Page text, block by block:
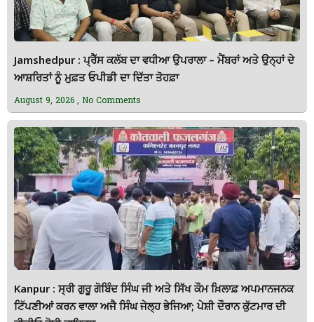
Jamshedpur : ਪ੍ਰੈੱਸ ਕਲੱਬ ਦਾ ਵਧੀਆ ਉਪਰਾਲਾ – ਮੈਂਬਰਾਂ ਅਤੇ ਉਨ੍ਹਾਂ ਦੇ
ਆਸ਼ਰਿਤਾਂ ਨੂੰ ਮੁਫ਼ਤ ਓਪੀਡੀ ਦਾ ਦਿੱਤਾ ਤੋਹਫ਼ਾ
August 9, 2026 No Comments
Kanpur : ਸ੍ਰੀ ਗੁਰੂ ਗੋਬਿੰਦ ਸਿੰਘ ਜੀ ਅਤੇ ਸਿੱਖ ਕੌਮ ਖ਼ਿਲਾਫ਼ ਅਪਮਾਨਜਨਕ
ਟਿੱਪਣੀਆਂ ਕਰਨ ਵਾਲਾ ਅਜੈ ਸਿੰਘ ਜੇਲ੍ਹ ਭੇਜਿਆ; ਪੇਸ਼ੀ ਦੌਰਾਨ ਕੁੱਟਮਾਰ ਦੀ